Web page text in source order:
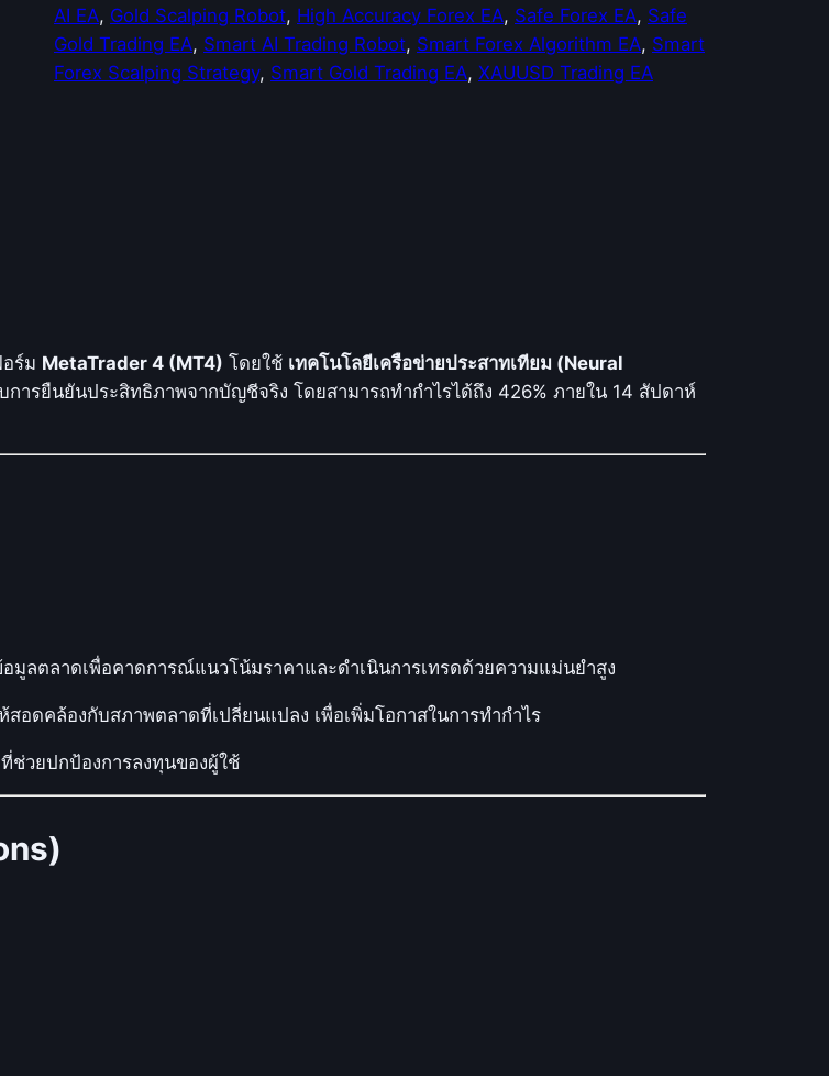
AI EA, Gold Scalping Robot, High Accuracy Forex EA, Safe Forex EA, Safe
Gold Trading EA, Smart AI Trading Robot, Smart Forex Algorithm EA, Smart
Forex Scalping Strategy, Smart Gold Trading EA, XAUUSD Trading EA
ร์ม MetaTrader 4 (MT4) โดยใช้ เทคโนโลยีเครือข่ายประสาทเทียม (Neural
การยืนยันประสิทธิภาพจากบัญชีจริง โดยสามารถทำกำไรได้ถึง 426% ภายใน 14 สัปดาห์
อมูลตลาดเพื่อคาดการณ์แนวโน้มราคาและดำเนินการเทรดด้วยความแม่นยำสูง
สอดคล้องกับสภาพตลาดที่เปลี่ยนแปลง เพื่อเพิ่มโอกาสในการทำกำไร
ช่วยปกป้องการลงทุนของผู้ใช้